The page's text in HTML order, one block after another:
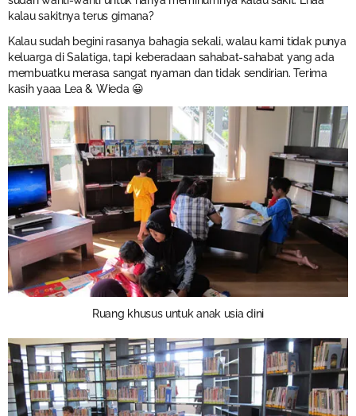
kalau sakitnya terus gimana?
Kalau sudah begini rasanya bahagia sekali, walau kami tidak punya
keluarga di Salatiga, tapi keberadaan sahabat-sahabat yang ada
membuatku merasa sangat nyaman dan tidak sendirian. Terima
kasih yaaa Lea & Wieda 😀
Ruang khusus untuk anak usia dini